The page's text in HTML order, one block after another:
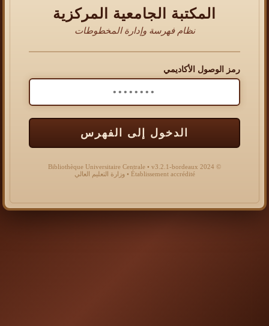
المكتبة الجامعية المركزية
نظام فهرسة وإدارة المخطوطات
رمز الوصول الأكاديمي
الدخول إلى الفهرس
© 2024 Bibliothèque Universitaire Centrale • v3.2.1-bordeaux
Établissement accrédité • وزارة التعليم العالي